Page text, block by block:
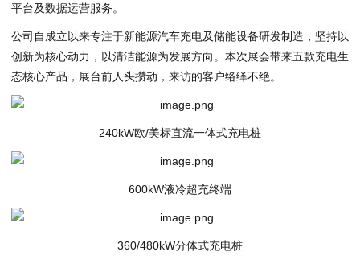
平台及数据运营服务。
公司自成立以来专注于新能源汽车充电及储能设备研发制造，坚持以
创新为核心动力，以清洁能源为发展方向。本次展会带来五款充电生
态核心产品，展台前人头攒动，来访的客户络绎不绝。
240kW欧/美标直流一体式充电桩
600kW液冷超充终端
360/480kW分体式充电桩